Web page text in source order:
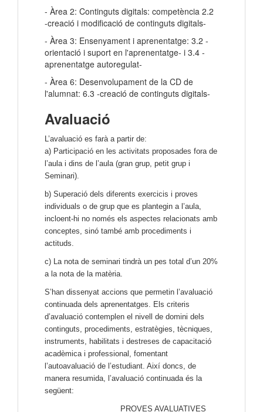
- Àrea 2: Continguts digitals: competència 2.2
-creació i modificació de continguts digitals-
- Àrea 3: Ensenyament i aprenentatge: 3.2 -
orientació i suport en l'aprenentatge- i 3.4 -
aprenentatge autoregulat-
- Àrea 6: Desenvolupament de la CD de
l'alumnat: 6.3 -creació de continguts digitals-
Avaluació
L’avaluació es farà a partir de:
a) Participació en les activitats proposades fora de
l’aula i dins de l’aula (gran grup, petit grup i
Seminari).
b) Superació dels diferents exercicis i proves
individuals o de grup que es plantegin a l’aula,
incloent-hi no només els aspectes relacionats amb
conceptes, sinó també amb procediments i
actituds.
c) La nota de seminari tindrà un pes total d’un 20%
a la nota de la matèria.
S’han dissenyat accions que permetin l’avaluació
continuada dels aprenentatges. Els criteris
d’avaluació contemplen el nivell de domini dels
continguts, procediments, estratègies, tècniques,
instruments, habilitats i destreses de capacitació
acadèmica i professional, fomentant
l’autoavaluació de l’estudiant. Així doncs, de
manera resumida, l’avaluació continuada és la
següent:
PROVES AVALUATIVES